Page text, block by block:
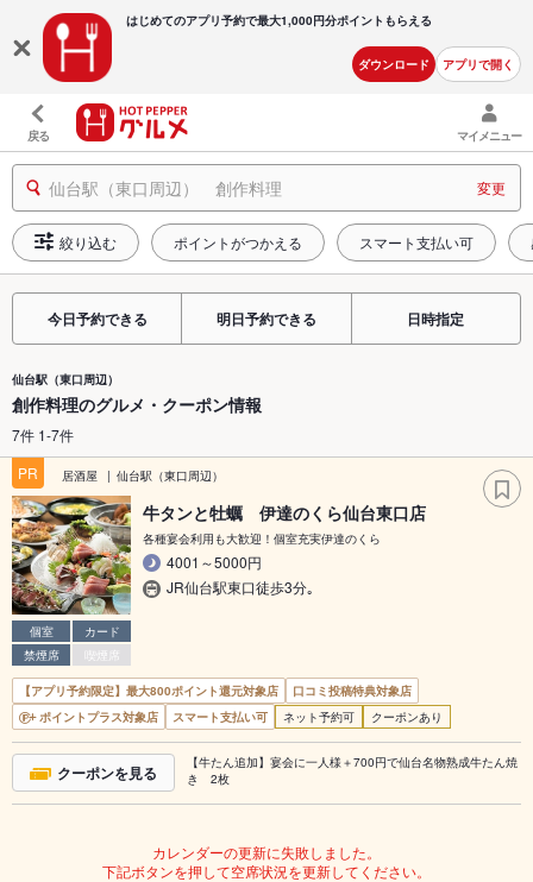
はじめてのアプリ予約で最大1,000円分ポイントもらえる
ダウンロード アプリで開く
戻る マイメニュー
仙台駅（東口周辺） 創作料理 変更
絞り込む ポイントがつかえる スマート支払い可
今日予約できる 明日予約できる 日時指定
仙台駅（東口周辺）
創作料理のグルメ・クーポン情報
7件 1-7件
PR
居酒屋 仙台駅（東口周辺）
個室
カード
禁煙席
喫煙席
牛タンと牡蠣 伊達のくら仙台東口店
各種宴会利用も大歓迎！個室充実伊達のくら
4001～5000円
JR仙台駅東口徒歩3分｡
【アプリ予約限定】最大800ポイント還元対象店
口コミ投稿特典対象店
ポイントプラス対象店
スマート支払い可 ネット予約可 クーポンあり
クーポンを見る
【牛たん追加】宴会に一人様＋700円で仙台名物熟成牛たん焼
き 2枚
カレンダーの更新に失敗しました。
下記ボタンを押して空席状況を更新してください。